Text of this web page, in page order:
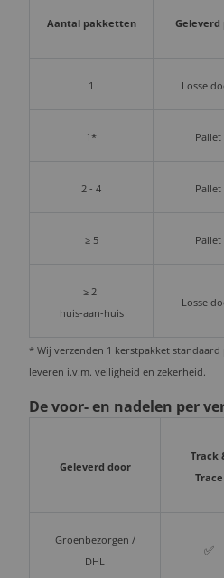
Aantal pakketten Geleverd
1 Losse
1* Pallet
2 - 4 Pallet
≥ 5 Pallet
≥ 2
huis-aan-huis
Losse
* Wij verzenden 1 kerstpakket
leveren i.v.m. veiligheid en zekerheid.
De voor- en nadelen per
Geleverd door
Track
Trace
Groenbezorgen /
DHL
✅